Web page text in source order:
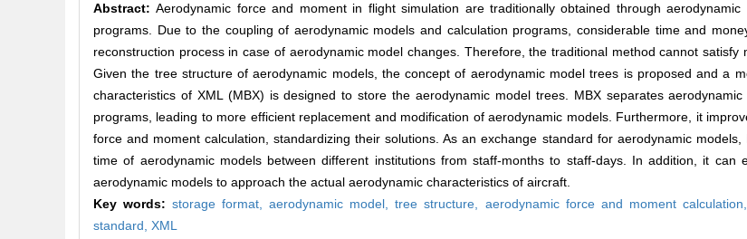
Abstract:Aerodynamic force and moment in flight simulation are traditionally obtained through
programs. Due to the coupling of aerodynamic models and calculation programs, considerable time and
reconstruction process in case of aerodynamic model changes. Therefore, the traditional method cannot satisfy
Given the tree structure of aerodynamic models, the concept of aerodynamic model trees is proposed and a
characteristics of XML (MBX) is designed to store the aerodynamic model trees. MBX separates
programs, leading to more efficient replacement and modification of aerodynamic models. Furthermore, it
force and moment calculation, standardizing their solutions. As an exchange standard for aerodynamic
time of aerodynamic models between different institutions from staff-months to staff-days. In addition, it can
aerodynamic models to approach the actual aerodynamic characteristics of aircraft.
Key words:storage format,aerodynamic model,tree structure, aerodynamic force and moment calculation,
standard, XML